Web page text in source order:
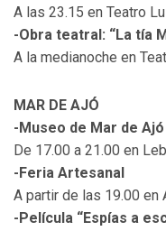
A las 23.15 en Teatro
-Obra teatral: “La tía
A la medianoche en
MAR DE AJÓ
-Museo de Mar de Ajó
De 17.00 a 21.00 en
-Feria Artesanal
A partir de las 19.00 en
-Película “Espías a